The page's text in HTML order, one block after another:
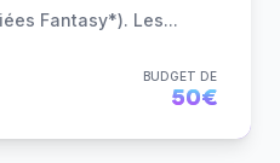
Fantasy*). Les...
BUDGET DE
50€